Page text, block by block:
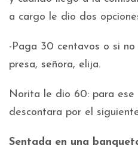
a cargo le dio dos
-Paga 30 centavos o si
presa, señora, elija.
Norita le dio 60: para ese
descontara por el
Sentada en una